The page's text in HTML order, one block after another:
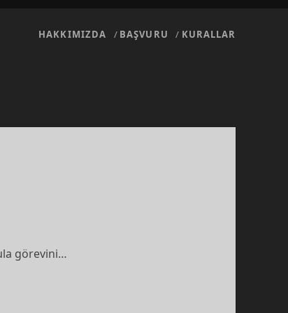
HAKKIMIZDA BAŞVURU KURALLAR
görevini…